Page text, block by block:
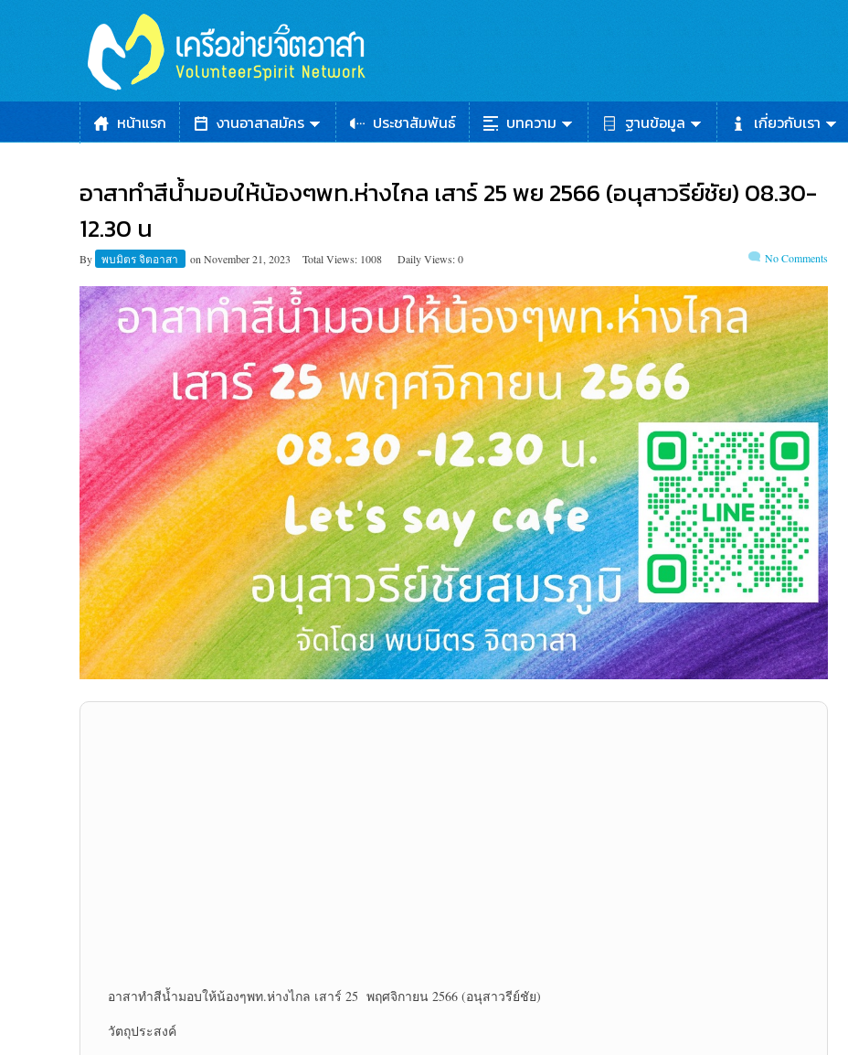
หน้าแรก งานอาสาสมัคร ประชาสัมพันธ์ บทความ ฐานข้อมูล เกี่ยวกับเรา
อาสาทำสีน้ำมอบให้น้องๆพท.ห่างไกล เสาร์ 25 พย 2566 (อนุสาวรีย์ชัย) 08.30-
12.30 น
By พบมิตร จิตอาสา on November 21, 2023 Total Views: 1008 Daily Views: 0 No Comments
อาสาทำสีน้ำมอบให้น้องๆพท.ห่างไกล เสาร์ 25 พฤศจิกายน 2566 (อนุสาวรีย์ชัย)
วัตถุประสงค์